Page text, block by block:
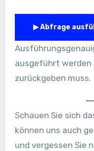
▶ Abfrage
ausgeführt werden
zurückgeben muss.
Schauen Sie sich
können uns auch
und vergessen Sie